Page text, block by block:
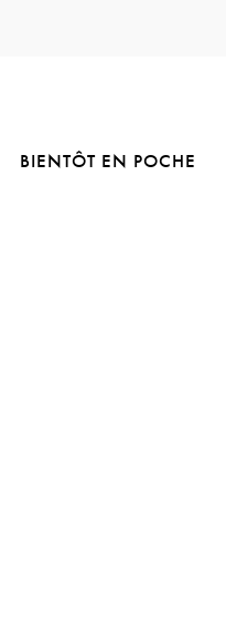
BIENTÔT EN POCHE